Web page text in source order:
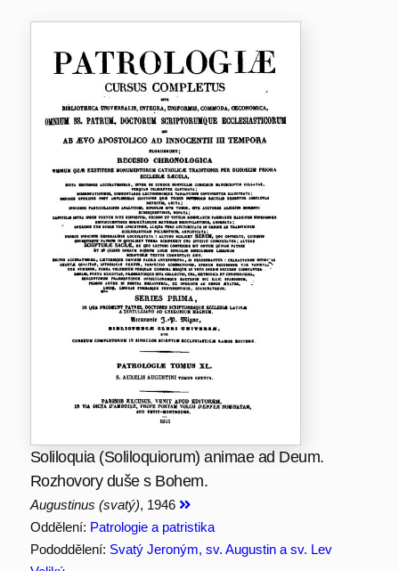
Soliloquia (Soliloquiorum) animae ad Deum.
Rozhovory duše s Bohem.
Augustinus (svatý), 1946
Oddělení: Patrologie a patristika
Pododdělení: Svatý Jeroným, sv. Augustin a sv. Lev